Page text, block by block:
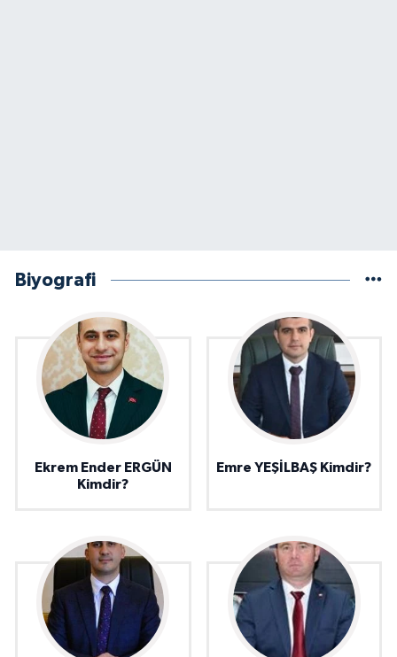
Biyografi
Ekrem Ender ERGÜN
Kimdir?
Emre YEŞİLBAŞ Kimdir?